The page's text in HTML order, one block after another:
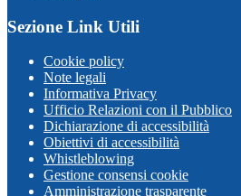
Sezione Link Utili
Cookie policy
Note legali
Informativa Privacy
Ufficio Relazioni con il Pubblico
Dichiarazione di accessibilità
Obiettivi di accessibilità
Whistleblowing
Gestione consensi cookie
Amministrazione trasparente